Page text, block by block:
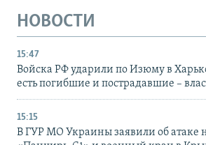
НОВОСТИ
15:47
Войска РФ ударили по Изюму в
есть погибшие и пострадавшие –
15:15
В ГУР МО Украины заявили об атаке